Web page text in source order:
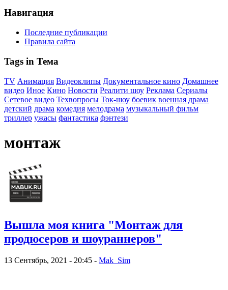
Навигация
Последние публикации
Правила сайта
Tags in Тема
TV Анимация Видеоклипы Документальное кино Домашнее
видео Иное Кино Новости Реалити шоу Реклама Сериалы
Сетевое видео Техвопросы Ток-шоу боевик военная драма
детский драма комедия мелодрама музыкальный фильм
триллер ужасы фантастика фэнтези
монтаж
Вышла моя книга "Монтаж для
продюсеров и шоураннеров"
13 Сентябрь, 2021 - 20:45 - Mak_Sim